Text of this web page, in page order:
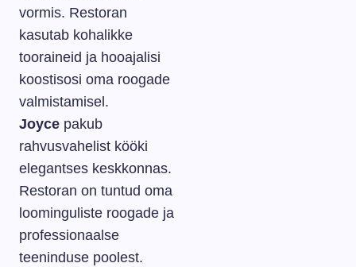
vormis. Restoran
kasutab kohalikke
tooraineid ja hooajalisi
koostisosi oma roogade
valmistamisel.
Joyce pakub
rahvusvahelist kööki
elegantses keskkonnas.
Restoran on tuntud oma
loominguliste roogade ja
professionaalse
teeninduse poolest.